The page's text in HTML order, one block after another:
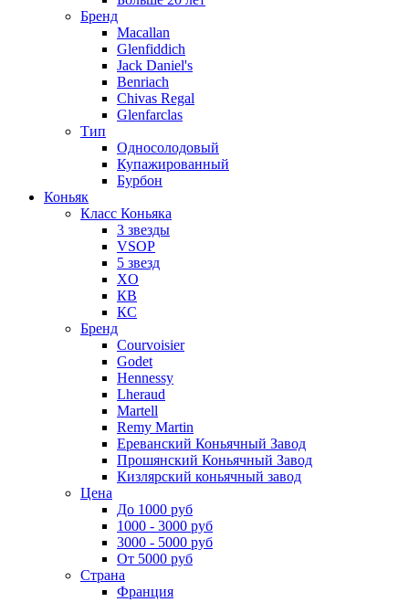
Бренд
Macallan
Glenfiddich
Jack Daniel's
Benriach
Chivas Regal
Glenfarclas
Тип
Односолодовый
Купажированный
Бурбон
Коньяк
Класс Коньяка
3 звезды
VSOP
5 звезд
XO
КВ
КС
Бренд
Courvoisier
Godet
Hennessy
Lheraud
Martell
Remy Martin
Ереванский Коньячный Завод
Прошянский Коньячный Завод
Кизлярский коньячный завод
Цена
До 1000 руб
1000 - 3000 руб
3000 - 5000 руб
От 5000 руб
Страна
Франция